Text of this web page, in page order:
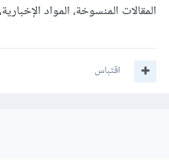
المقالات المنسوخة، المواد
اقتباس